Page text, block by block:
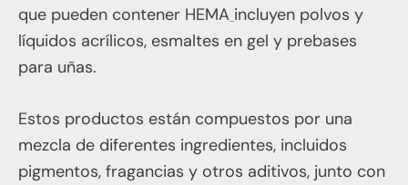
que pueden contener HEMA incluyen polvos y
líquidos acrílicos, esmaltes en gel y prebases
para uñas.
Estos productos están compuestos por una
mezcla de diferentes ingredientes, incluidos
pigmentos, fragancias y otros aditivos, junto con